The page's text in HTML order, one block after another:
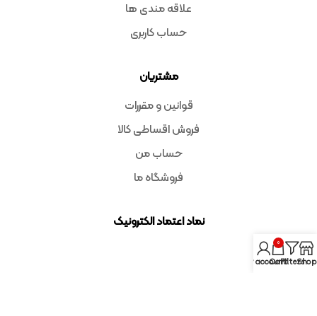
علاقه مندی ها
حساب کاربری
مشتریان
قوانین و مقررات
فروش اقساطی کالا
حساب من
فروشگاه ما
نماد اعتماد الکترونیک
Shop
Filters
0
Cart
My account